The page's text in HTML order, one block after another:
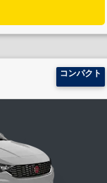
コンパクト